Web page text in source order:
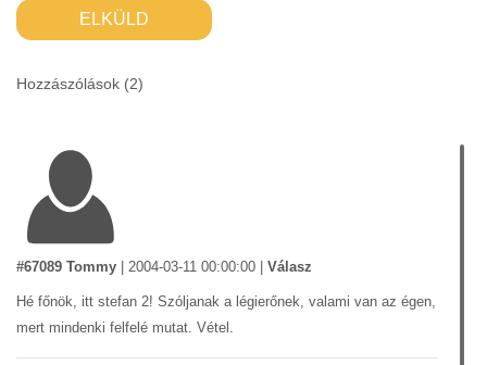
ELKÜLD
Hozzászólások (2)
#67089 Tommy 2004-03-11 00:00:00 Válasz
Hé főnök, itt stefan 2! Szóljanak a légierőnek, valami van az égen,
mert mindenki felfelé mutat. Vétel.